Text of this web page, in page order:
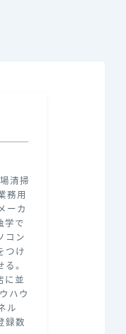
清掃
務用
ーカ
学で
コン
つけ
。
に並
ハウ
ル
録数